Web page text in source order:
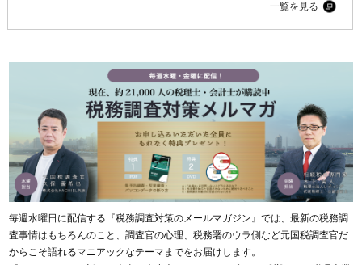
一覧を見る
毎週水曜日に配信する『税務調査対策のメールマガジン』では、最新の税務調
査事情はもちろんのこと、調査官の心理、税務署のウラ側など元国税調査官だ
からこそ語れるマニアックなテーマまでをお届けします。